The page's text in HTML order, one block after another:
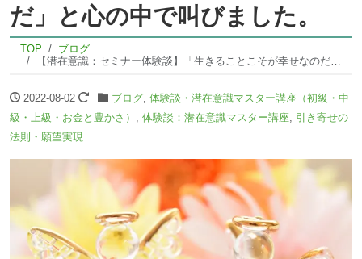
だ」と心の中で叫びました。
TOP
ブログ
【潜在意識：セミナー体験談】「生きることこそが幸せなのだ」と心の中で叫びました。
2022-08-02 ブログ, 体験談・潜在意識マスター講座（初級・中
級・上級・お金と豊かさ）
体験談：潜在意識マスター講座 引き寄せの
法則・願望実現